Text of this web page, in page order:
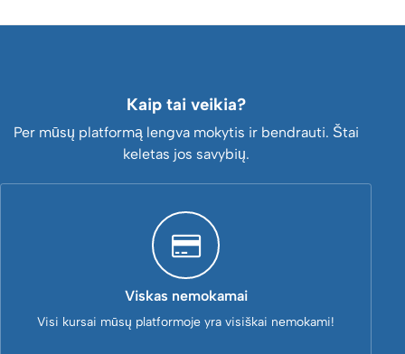
Kaip tai veikia?
Per mūsų platformą lengva mokytis ir bendrauti. Štai
keletas jos savybių.
Viskas nemokamai
Visi kursai mūsų platformoje yra visiškai nemokami!